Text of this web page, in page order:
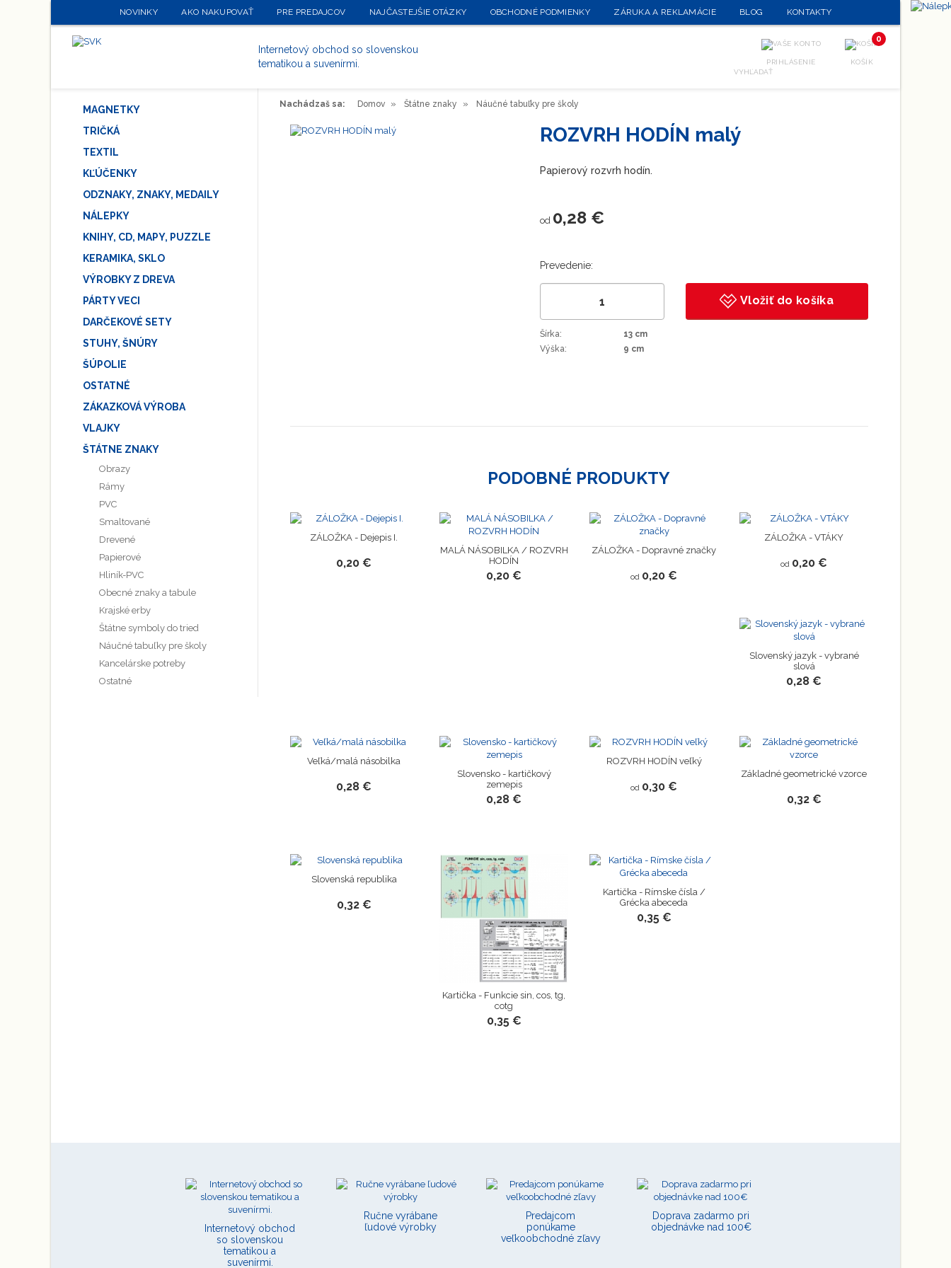
Nachádzaš sa: Domov Štátne znaky Náučné tabuľky pre školy
ROZVRH HODÍN malý
Papierový rozvrh hodín.
od 0,28 €
Prevedenie:
Vložiť do košíka
Šírka:
13 cm
Výška:
9 cm
PODOBNÉ PRODUKTY
ZÁLOŽKA - Dejepis I.
0,20 €
MALÁ NÁSOBILKA / ROZVRH
HODÍN
0,20 €
ZÁLOŽKA - Dopravné značky
od 0,20 €
ZÁLOŽKA - VTÁKY
od 0,20 €
Slovenský jazyk - vybrané
slová
0,28 €
Veľká/malá násobilka
0,28 €
Slovensko - kartičkový
zemepis
0,28 €
ROZVRH HODÍN veľký
od 0,30 €
Základné geometrické vzorce
0,32 €
Slovenská republika
0,32 €
Kartička - Funkcie sin, cos, tg,
cotg
0,35 €
Kartička - Rímske čísla /
Grécka abeceda
0,35 €
MAGNETKY
TRIČKÁ
TEXTIL
KĽÚČENKY
ODZNAKY, ZNAKY, MEDAILY
NÁLEPKY
KNIHY, CD, MAPY, PUZZLE
KERAMIKA, SKLO
VÝROBKY Z DREVA
PÁRTY VECI
DARČEKOVÉ SETY
STUHY, ŠNÚRY
ŠÚPOLIE
OSTATNÉ
ZÁKAZKOVÁ VÝROBA
VLAJKY
ŠTÁTNE ZNAKY
Obrazy
Rámy
PVC
Smaltované
Drevené
Papierové
Hliník-PVC
Obecné znaky a tabule
Krajské erby
Štátne symboly do tried
Náučné tabuľky pre školy
Kancelárske potreby
Ostatné
Internetový obchod
so slovenskou
tematikou a
suvenírmi.
Ručne vyrábane
ľudové výrobky
Predajcom
ponúkame
veľkoobchodné zľavy
Doprava zadarmo pri
objednávke nad 100€
NOVINKY AKO NAKUPOVAŤ PRE PREDAJCOV NAJČASTEJŠIE OTÁZKY OBCHODNÉ PODMIENKY ZÁRUKA A REKLAMÁCIE BLOG KONTAKTY
Internetový obchod so slovenskou
tematikou a suvenírmi.
VYHĽADAŤ
PRIHLÁSENIE
0
KOŠÍK